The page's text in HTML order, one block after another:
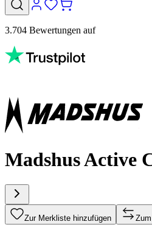
3.704 Bewertungen auf
Madshus Active
Zur Merkliste hinzufügen